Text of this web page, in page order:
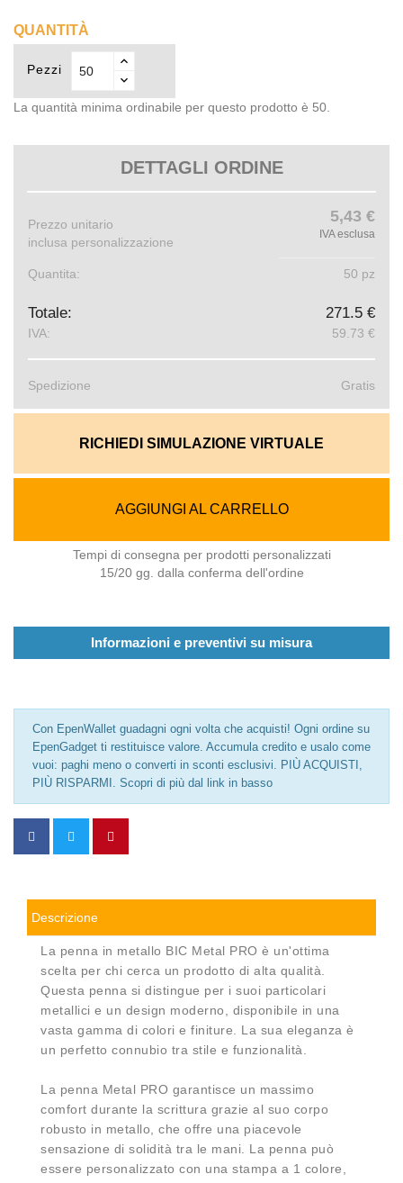
QUANTITÀ
Pezzi
La quantità minima ordinabile per questo prodotto è 50.
DETTAGLI ORDINE
Prezzo unitario
inclusa personalizzazione
5,43 €
IVA esclusa
Quantita: 50 pz
Totale: 271.5 €
IVA: 59.73 €
Spedizione Gratis
RICHIEDI SIMULAZIONE VIRTUALE
AGGIUNGI AL CARRELLO
Tempi di consegna per prodotti personalizzati
15/20 gg. dalla conferma dell'ordine
Informazioni e preventivi su misura
Con EpenWallet guadagni ogni volta che acquisti! Ogni ordine su
EpenGadget ti restituisce valore. Accumula credito e usalo come
vuoi: paghi meno o converti in sconti esclusivi. PIÙ ACQUISTI,
PIÙ RISPARMI. Scopri di più dal link in basso
Descrizione
La penna in metallo BIC Metal PRO è un'ottima
scelta per chi cerca un prodotto di alta qualità.
Questa penna si distingue per i suoi particolari
metallici e un design moderno, disponibile in una
vasta gamma di colori e finiture. La sua eleganza è
un perfetto connubio tra stile e funzionalità.
La penna Metal PRO garantisce un massimo
comfort durante la scrittura grazie al suo corpo
robusto in metallo, che offre una piacevole
sensazione di solidità tra le mani. La penna può
essere personalizzato con una stampa a 1 colore,